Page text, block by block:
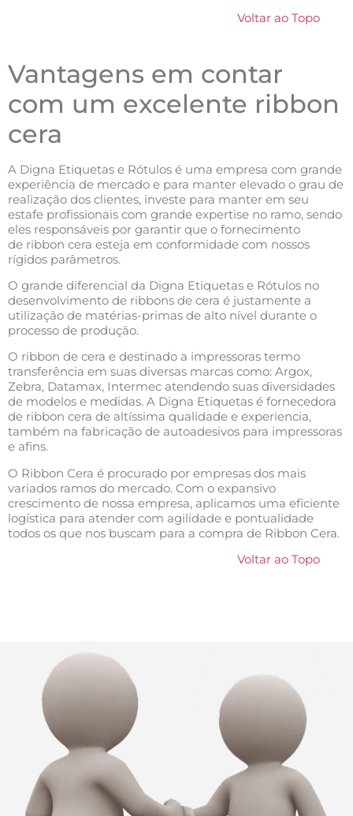
Voltar ao Topo
Vantagens em contar
com um excelente ribbon
cera
A Digna Etiquetas e Rótulos é uma empresa com grande
experiência de mercado e para manter elevado o grau de
realização dos clientes, investe para manter em seu
estafe profissionais com grande expertise no ramo, sendo
eles responsáveis por garantir que o fornecimento
de ribbon cera esteja em conformidade com nossos
rígidos parâmetros.
O grande diferencial da Digna Etiquetas e Rótulos no
desenvolvimento de ribbons de cera é justamente a
utilização de matérias-primas de alto nível durante o
processo de produção.
O ribbon de cera e destinado a impressoras termo
transferência em suas diversas marcas como: Argox,
Zebra, Datamax, Intermec atendendo suas diversidades
de modelos e medidas. A Digna Etiquetas é fornecedora
de ribbon cera de altíssima qualidade e experiencia,
também na fabricação de autoadesivos para impressoras
e afins.
O Ribbon Cera é procurado por empresas dos mais
variados ramos do mercado. Com o expansivo
crescimento de nossa empresa, aplicamos uma eficiente
logística para atender com agilidade e pontualidade
todos os que nos buscam para a compra de Ribbon Cera.
Voltar ao Topo